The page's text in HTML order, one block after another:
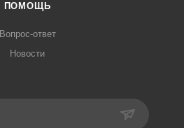
ПОМОЩЬ
Вопрос-ответ
Новости